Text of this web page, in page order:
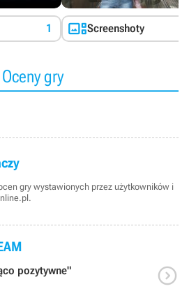
1 Screenshoty
Oceny gry
gry wystawionych przez użytkowników i
pozytywne" 